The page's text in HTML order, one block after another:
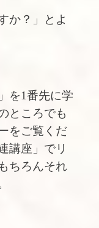
か？」とよ
を1番先に学
ところでも
をご覧くだ
講座」でリ
ちろんそれ